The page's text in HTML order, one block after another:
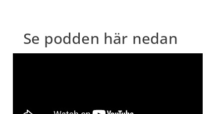
Se podden här nedan